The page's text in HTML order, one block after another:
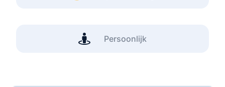
Persoonlijk